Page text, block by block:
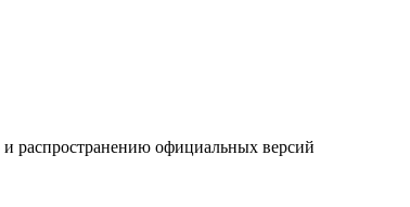
распространению официальных версий